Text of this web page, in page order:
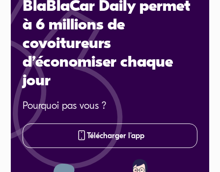
BlaBlaCar Daily permet
à 6 millions de
covoitureurs
d’économiser chaque
jour
Pourquoi pas vous ?
Télécharger l'app